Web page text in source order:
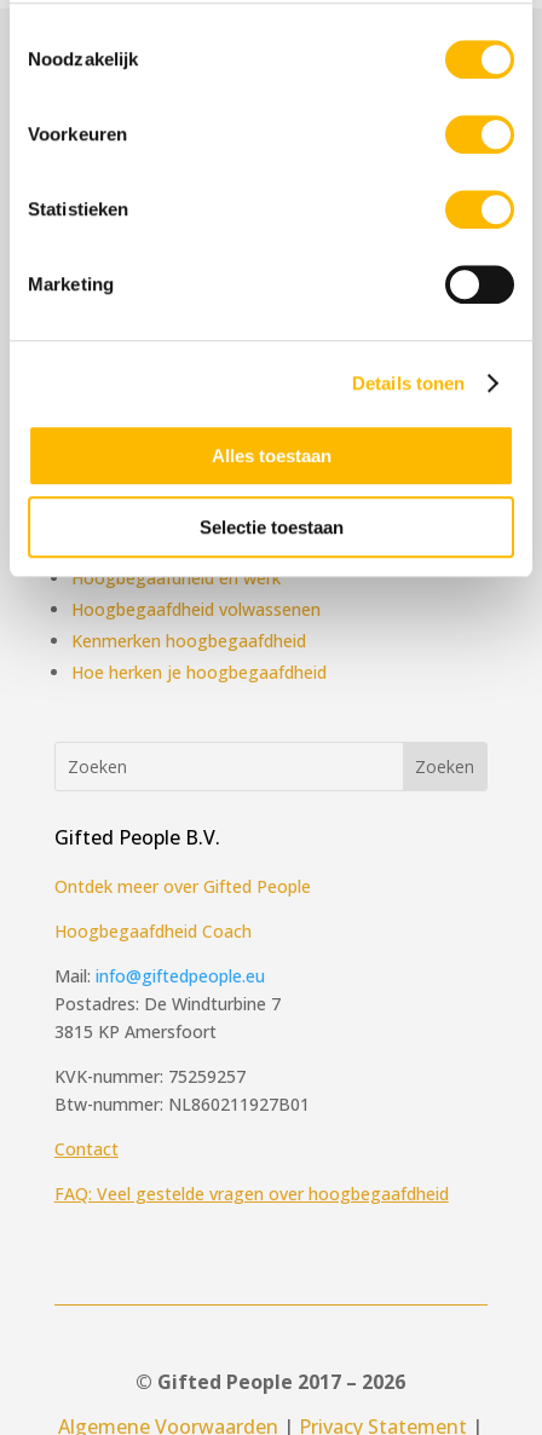
Noodzakelijk
Voorkeuren
Statistieken
Marketing
Details tonen
Alles toestaan
Selectie toestaan
hoogbegaafdheid
Boek ‘Nooit meer ruzie met je baas’
Kennisbank hoogbegaafdheid
Test Hoogbegaafdheid
Onderwijs hoogbegaafden
Hoogbegaafdheid en werk
Hoogbegaafdheid volwassenen
Kenmerken hoogbegaafdheid
Hoe herken je hoogbegaafdheid
Gifted People B.V.
Ontdek meer over Gifted People
Hoogbegaafdheid Coach
Mail: info@giftedpeople.eu
Postadres: De Windturbine 7
3815 KP Amersfoort
KVK-nummer: 75259257
Btw-nummer: NL860211927B01
Contact
FAQ: Veel gestelde vragen over hoogbegaafdheid
© Gifted People 2017 – 2026
Algemene Voorwaarden | Privacy Statement |